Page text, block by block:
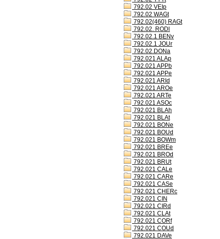
792.02 VEIp
792.02 WAGt
792.02(460) RAGt
792.02. RODl
792.02.1 BENv
792.02.1 JOUr
792.02.DONa
792.021 ALAp
792.021 APPb
792.021 APPe
792.021 ARId
792.021 AROe
792.021 ARTe
792.021 ASOc
792.021 BLAh
792.021 BLAt
792.021 BONe
792.021 BOUd
792.021 BOWm
792.021 BREe
792.021 BROd
792.021 BRUt
792.021 CALe
792.021 CARe
792.021 CASe
792.021 CHERc
792.021 CIN
792.021 CIRd
792.021 CLAt
792.021 CORf
792.021 COUd
792.021 DAVe